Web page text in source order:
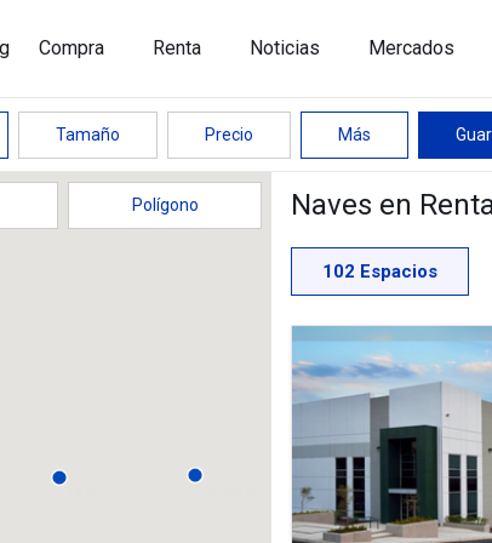
Compra Renta Noticias Mercados
Tamaño Precio Más
Polígono Naves en
102 Espacios